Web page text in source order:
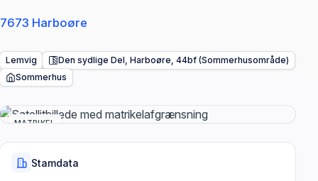
7673 Harboøre
Lemvig
Den sydlige Del, Harboøre, 44bf (Sommerhusområde)
Sommerhus
MATRIKEL
Stamdata